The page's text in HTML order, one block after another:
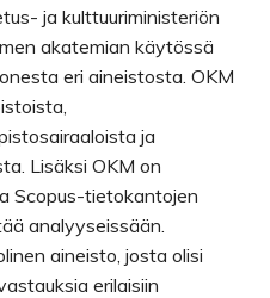
ja kulttuuriministeriön
akatemian käytössä
eri aineistosta. OKM
ja
Lisäksi OKM on
Scopus-tietokantojen
analyyseissään.
aineisto, josta olisi
erilaisiin